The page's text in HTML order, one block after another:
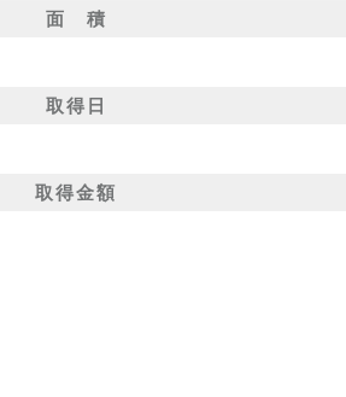
面 積
取得日
取得金額